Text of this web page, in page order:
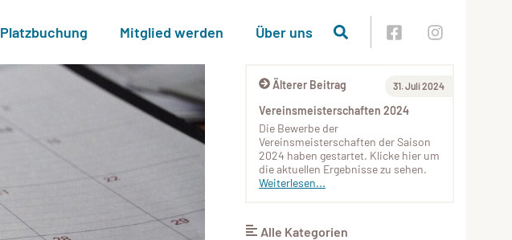
Platzbuchung Mitglied werden Über uns
Älterer Beitrag 31. Juli 2024
Vereinsmeisterschaften 2024
Die Bewerbe der
Vereinsmeisterschaften der Saison
2024 haben gestartet. Klicke hier um
die aktuellen Ergebnisse zu sehen.
Weiterlesen...
Alle Kategorien